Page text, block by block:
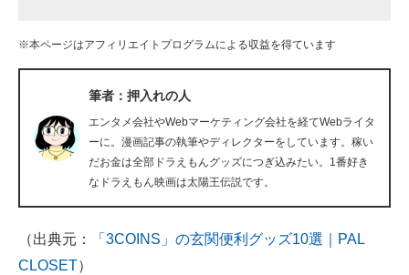
ITエンジニア向け専門サイト
IT製品の技術・比較・事例
製造業のIT導入・活用を支援
エレクトロニクス専門サイト
※本ページはアフィリエイトプログラムによる収益を得ています
筆者：押入れの人
エンタメ会社やWebマーケティング会社を経てWebライタ
ーに。漫画記事の執筆やディレクターをしています。稼い
だお金は全部ドラえもんグッズにつぎ込みたい。1番好き
なドラえもん映画は太陽王伝説です。
（出典元：
「3COINS」の玄関便利グッズ10選｜PAL
CLOSET）